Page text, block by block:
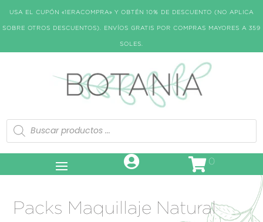
USA EL CUPÓN «1ERACOMPRA» Y OBTÉN 10% DE DESCUENTO (NO APLICA
SOBRE OTROS DESCUENTOS). ENVÍOS GRATIS POR COMPRAS MAYORES A 359
SOLES.
Búsqueda
de
productos
0
Packs Maquillaje Natural